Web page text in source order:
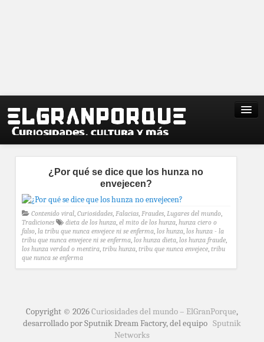
¿Por qué se dice que los hunza no
envejecen?
Contenido viral, Curiosidades, Falacias, Fraudes, Lugares del mundo,
Tradiciones
dieta de los hunza, el mito de los hunza, hunza ciero o
falso, la tribu que nunca envejece ni se enferma, los hunza, los hunza - la
tribu que nunca envejece ni se enferma, los hunza dieta, los hunza fraude,
los hunza verdad o mentira, tribu hunza, tribu que nunca envejece, tribu
que nunca se enferma
Copyright © 2026Curiosidades del mundo – ElGranPorque,
desarrollado por Sputnik Dream Factory, del equipo Sputnik
Networks